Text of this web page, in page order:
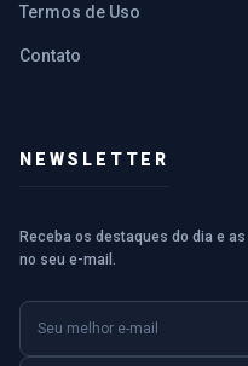
Termos de Uso
Contato
NEWSLETTER
Receba os destaques do dia e
no seu e-mail.
E-mail
Nome (opcional)